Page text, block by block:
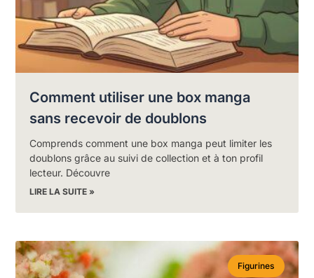
Comment utiliser une box manga
sans recevoir de doublons
Comprends comment une box manga peut limiter les
doublons grâce au suivi de collection et à ton profil
lecteur. Découvre
LIRE LA SUITE »
Figurines